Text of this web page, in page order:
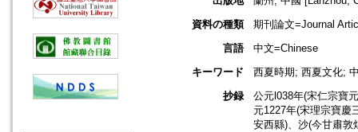
資料の種類
期刊論文=Journal
言語
中文=Chinese
キーワード
西夏時期; 西夏文化;
抄録
公元l038年(宋仁宗寶
元1227年(宋理宗寶慶
安西縣)、沙(今甘肅敦